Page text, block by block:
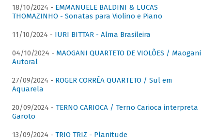
18/10/2024 - EMMANUELE BALDINI & LUCAS
THOMAZINHO - Sonatas para Violino e Piano
11/10/2024 - IURI BITTAR - Alma Brasileira
04/10/2024 - MAOGANI QUARTETO DE VIOLÕES / Maogani
Autoral
27/09/2024 - ROGER CORRÊA QUARTETO / Sul em
Aquarela
20/09/2024 - TERNO CARIOCA / Terno Carioca interpreta
Garoto
13/09/2024 - TRIO TRIZ - Planitude